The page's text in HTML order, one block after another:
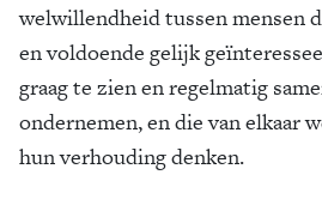
welwillendheid tussen mensen
en voldoende gelijk
graag te zien en regelmatig
ondernemen, en die van elkaar
hun verhouding denken.